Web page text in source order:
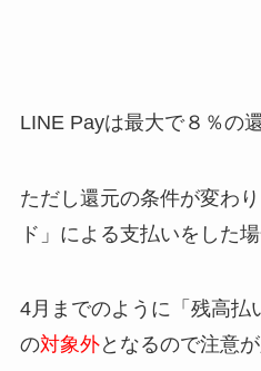
LINE Payは最大で８％の
ただし還元の条件が変わ
ド」による支払いをした
4月までのように 「残高
の対象外となるので注意が